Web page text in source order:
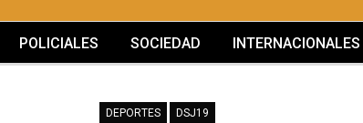
POLICIALES SOCIEDAD INTERNACIONALES
DEPORTES DSJ19